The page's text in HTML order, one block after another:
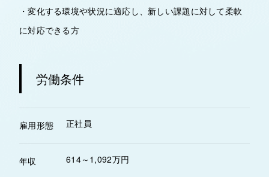
・変化する環境や状況に適応し、新しい課題に対して柔軟
に対応できる方
労働条件
雇用形態 正社員
年収 614～1,092万円